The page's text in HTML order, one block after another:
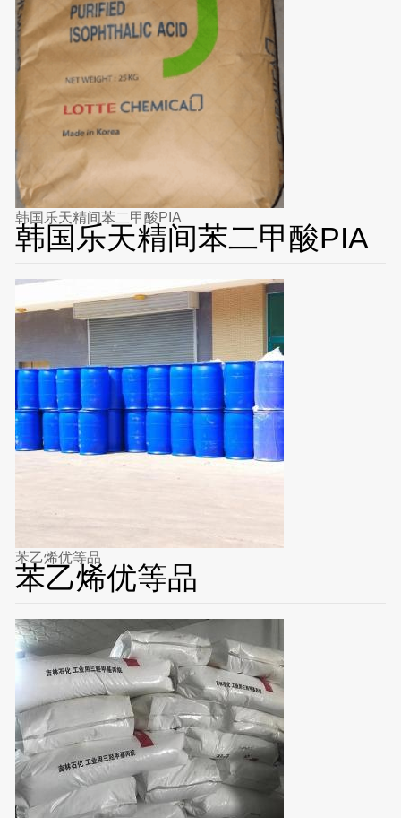
韩国乐天精间苯二甲酸PIA
韩国乐天精间苯二甲酸PIA
苯乙烯优等品
苯乙烯优等品